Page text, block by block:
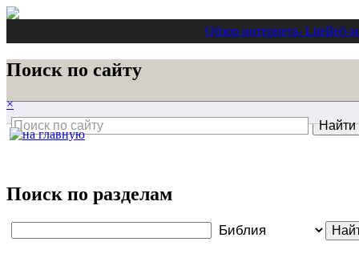
Обзор интернета- LiteВеб-
Поиск по сайту
×
Поиск по разделам